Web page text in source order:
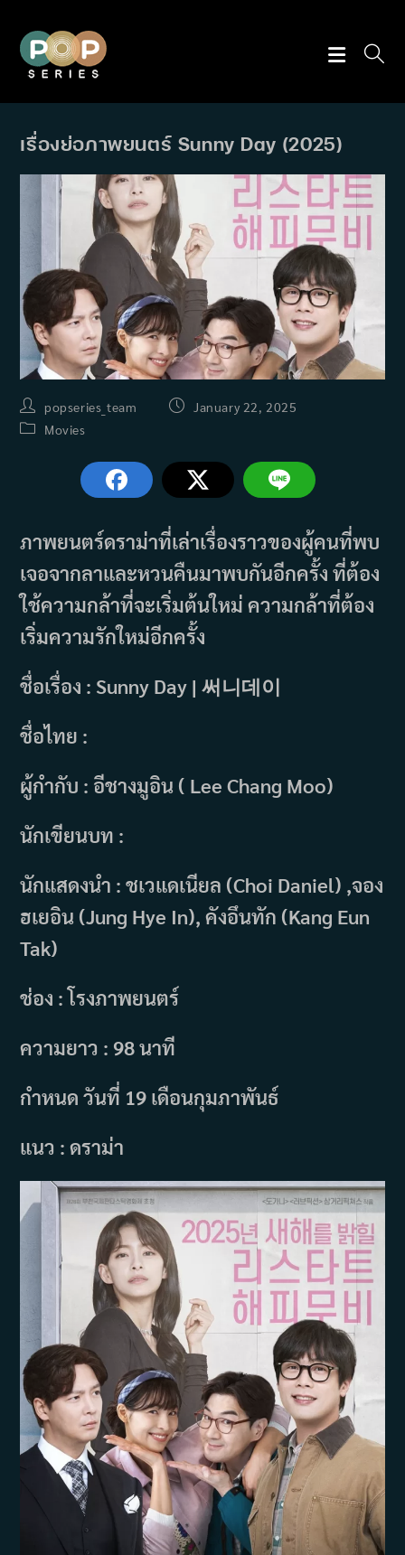
content
เรื่องย่อภาพยนตร์ Sunny Day (2025)
Post
author:
popseries_team
Post January 22, 2025
PostMovies
ภาพยนตร์ดราม่าที่เล่าเรื่องราวของผู้คนที่พบ
เจอจากลาและหวนคืนมาพบกันอีกครั้ง ที่ต้อง
ใช้ความกล้าที่จะเริ่มต้นใหม่ ความกล้าที่ต้อง
เริ่มความรักใหม่อีกครั้ง
ชื่อเรื่อง : Sunny Day | 써니데이
ชื่อไทย :
ผู้กำกับ : อีชางมูอิน ( Lee Chang Moo)
นักเขียนบท :
นักแสดงนำ : ชเวแดเนียล (Choi Daniel) ,จอง
ฮเยอิน (Jung Hye In), คังอึนทัก (Kang Eun
Tak)
ช่อง : โรงภาพยนตร์
ความยาว : 98 นาที
กำหนด วันที่ 19 เดือนกุมภาพันธ์
แนว : ดราม่า